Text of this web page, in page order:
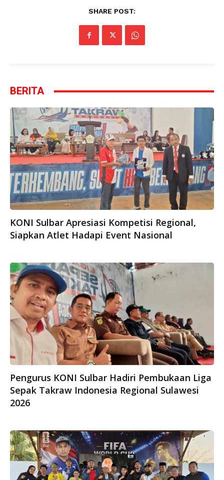
SHARE POST:
BERITA
KONI Sulbar Apresiasi Kompetisi Regional,
Siapkan Atlet Hadapi Event Nasional
Pengurus KONI Sulbar Hadiri Pembukaan Liga
Sepak Takraw Indonesia Regional Sulawesi
2026